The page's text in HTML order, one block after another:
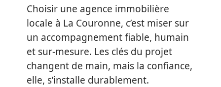
Choisir une agence immobilière
locale à La Couronne, c’est miser sur
un accompagnement fiable, humain
et sur-mesure. Les clés du projet
changent de main, mais la confiance,
elle, s’installe durablement.